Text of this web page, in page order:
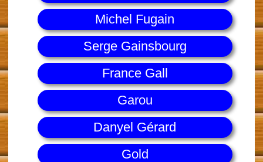
Michel Fugain
Serge Gainsbourg
France Gall
Garou
Danyel Gérard
Gold